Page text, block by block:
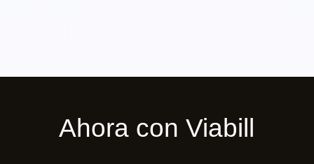
Ahora con Viabill